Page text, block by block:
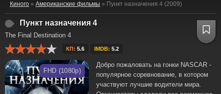
Киного » Американские фильмы » Пункт назначения 4 (2009)
Пункт назначения 4
The Final Destination 4
КП: 5.6 IMDB: 5.2
FHD (1080p)
Добро пожаловать на гонки NASCAR -
популярное соревнование, в котором
участвуют лучшие водители мира.